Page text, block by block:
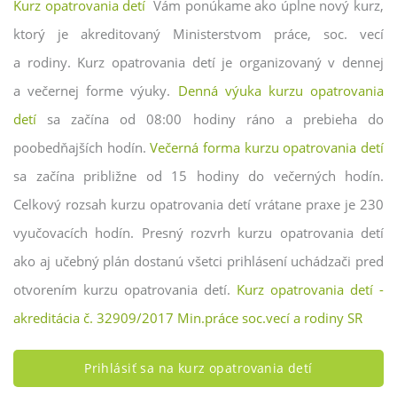
Kurz opatrovania detí Vám ponúkame ako úplne nový kurz,
ktorý je akreditovaný Ministerstvom práce, soc. vecí
a rodiny. Kurz opatrovania detí je organizovaný v dennej
a večernej forme výuky. Denná výuka kurzu opatrovania
detí sa začína od 08:00 hodiny ráno a prebieha do
poobedňajších hodín.Večerná forma kurzu opatrovania detí
sa začína približne od 15 hodiny do večerných hodín.
Celkový rozsah kurzu opatrovania detí vrátane praxe je 230
vyučovacích hodín. Presný rozvrh kurzu opatrovania detí
ako aj učebný plán dostanú všetci prihlásení uchádzači pred
otvorením kurzu opatrovania detí. Kurz opatrovania detí -
akreditácia č. 32909/2017 Min.práce soc.vecí a rodiny SR
Prihlásiť sa na kurz opatrovania detí